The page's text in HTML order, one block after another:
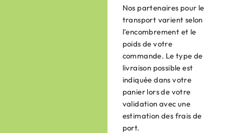
Nos partenaires pour le
transport varient selon
l’encombrement et le
poids de votre
commande. Le type de
livraison possible est
indiquée dans votre
panier lors de votre
validation avec une
estimation des frais de
port.